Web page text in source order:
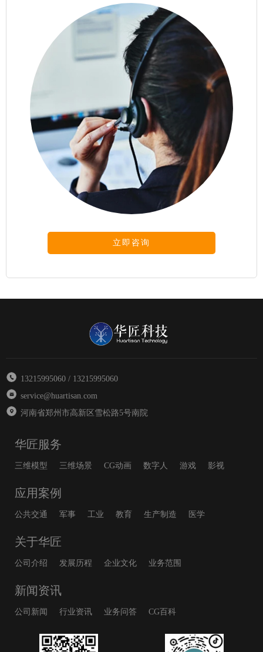
立即咨询
13215995060 / 13215995060
service@huartisan.com
河南省郑州市高新区雪松路5号南院
华匠服务
三维模型 三维场景 CG动画 数字人 游戏 影视
应用案例
公共交通 军事 工业 教育 生产制造 医学
关于华匠
公司介绍 发展历程 企业文化 业务范围
新闻资讯
公司新闻 行业资讯 业务问答 CG百科